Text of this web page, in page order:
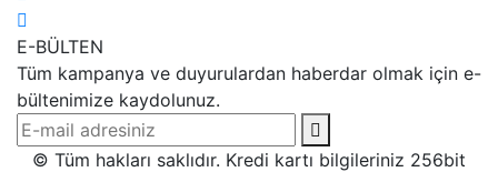
E-BÜLTEN
Tüm kampanya ve duyurulardan haberdar olmak için e-
bültenimize kaydolunuz.
© Tüm hakları saklıdır. Kredi kartı bilgileriniz 256bit